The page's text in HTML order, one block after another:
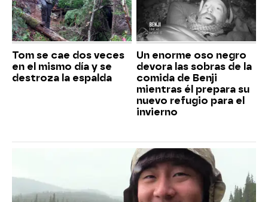
Tom se cae dos veces
en el mismo día y se
destroza la espalda
Un enorme oso negro
devora las sobras de la
comida de Benji
mientras él prepara su
nuevo refugio para el
invierno